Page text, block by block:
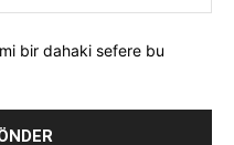
bir dahaki sefere bu